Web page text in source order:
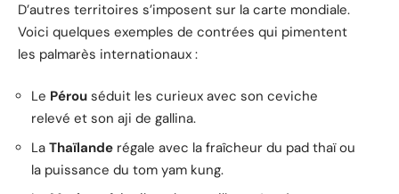
D’autres territoires s’imposent sur la carte mondiale.
Voici quelques exemples de contrées qui pimentent
les palmarès internationaux :
Le Pérou séduit les curieux avec son ceviche
relevé et son aji de gallina.
La Thaïlande régale avec la fraîcheur du pad thaï ou
la puissance du tom yam kung.